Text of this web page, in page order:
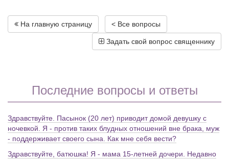
На главную страницу < Все вопросы
Задать свой вопрос священнику
Последние вопросы и ответы
Здравствуйте. Пасынок (20 лет) приводит домой девушку с
ночевкой. Я - против таких блудных отношений вне брака, муж
- поддерживает своего сына. Как мне себя вести?
Здравствуйте, батюшка! Я - мама 15-летней дочери. Недавно